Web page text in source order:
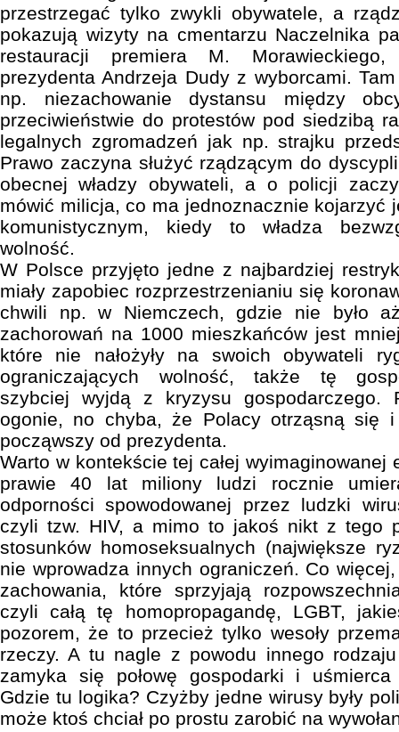
przestrzegać tylko zwykli obywatele, a
pokazują wizyty na cmentarzu Naczelnika
restauracji premiera M.
prezydenta Andrzeja Dudy z wyborcami.
np. niezachowanie dystansu między
przeciwieństwie do protestów pod siedzibą
legalnych zgromadzeń jak np. strajku
Prawo zaczyna służyć rządzącym do
obecnej władzy obywateli, a o policji
mówić milicja, co ma jednoznacznie kojarzyć
komunistycznym, kiedy to władza
wolność.
W Polsce przyjęto jedne z najbardziej
miały zapobiec rozprzestrzenianiu się
chwili np. w Niemczech, gdzie nie było
zachorowań na 1000 mieszkańców jest
które nie nałożyły na swoich obywateli
ograniczających wolność, także tę
szybciej wyjdą z kryzysu gospodarczego.
ogonie, no chyba, że Polacy otrząsną się i
począwszy od prezydenta.
Warto w kontekście tej całej wyimaginowanej
prawie 40 lat miliony ludzi rocznie
odporności spowodowanej przez ludzki
czyli tzw. HIV, a mimo to jakoś nikt z tego
stosunków homoseksualnych (największe
nie wprowadza innych ograniczeń. Co
zachowania, które sprzyjają
czyli całą tę homopropagandę, LGBT,
pozorem, że to przecież tylko wesoły
rzeczy. A tu nagle z powodu innego
zamyka się połowę gospodarki i
Gdzie tu logika? Czyżby jedne wirusy były
może ktoś chciał po prostu zarobić na